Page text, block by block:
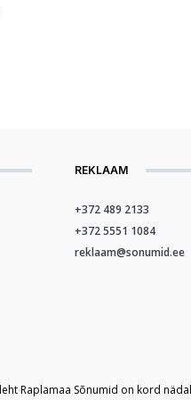
REKLAAM
+372 489 2133
+372 5551 1084
reklaam@sonumid.ee
Raplamaa Sõnumid on kord